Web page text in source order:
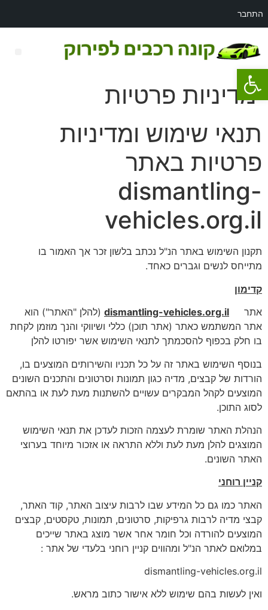
פתח סרגל נגישות
התחבר
מדיניות פרטיות
תנאי שימוש ומדיניות
פרטיות באתר
dismantling-
vehicles.org.il
תקנון השימוש באתר הנ"ל נכתב בלשון זכר אך האמור בו
מתייחס לנשים וגברים כאחד.
קדימון
אתר dismantling-vehicles.org.il (להלן "האתר") הוא
אתר המשתמש כאתר (אתר תוכן) כללי ושיווקי והנך מוזמן לקחת
בו חלק בכפוף להסכמתך לתנאי השימוש אשר יפורטו להלן
בנוסף השימוש באתר זה על כל תכניו והשירותים המוצעים בו,
הורדות של קבצים, מדיה כגון תמונות וסרטונים והתכנים השונים
המוצעים לקהל המבקרים עשויים להשתנות מעת לעת או בהתאם
לסוג התוכן.
הנהלת האתר שומרת לעצמה הזכות לעדכן את תנאי השימוש
המוצגים להלן מעת לעת וללא התראה או אזכור מיוחד בערוצי
האתר השונים.
קניין רוחני
האתר כמו גם כל המידע שבו לרבות עיצוב האתר, קוד האתר,
קבצי מדיה לרבות גרפיקות, סרטונים, תמונות, טקסטים, קבצים
המוצעים להורדה וכל חומר אחר אשר מוצג באתר שייכים
במלואם לאתר הנ"ל ומהווים קניין רוחני בלעדי של אתר :
dismantling-vehicles.org.il
ואין לעשות בהם שימוש ללא אישור כתוב מראש.